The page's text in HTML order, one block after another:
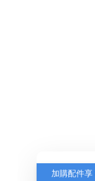
加購配件